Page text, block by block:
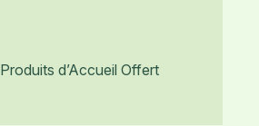
Produits d’Accueil Offert